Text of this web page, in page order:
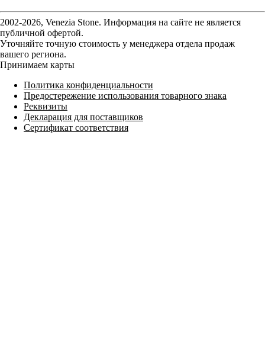
2002-2026, Venezia Stone. Информация на сайте не является
публичной офертой.
Уточняйте точную стоимость у менеджера отдела продаж
вашего региона.
Принимаем карты
Политика конфиденциальности
Предостережение использования товарного знака
Реквизиты
Декларация для поставщиков
Сертификат соответствия